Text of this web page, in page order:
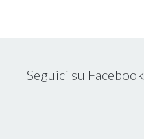
Seguici su Facebook